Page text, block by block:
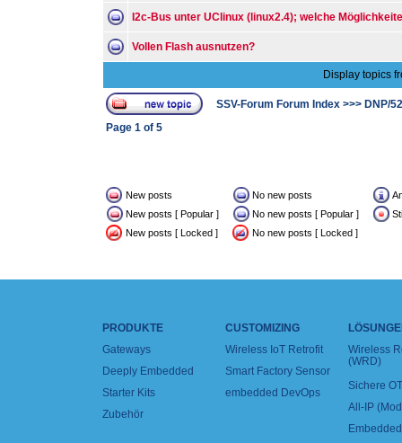
I2c-Bus unter UClinux (linux2.4); welche
Vollen Flash ausnutzen?
Display topics
SSV-Forum Forum Index >>> DNP/
Page 1 of 5
New posts No new posts
New posts [ Popular ]
No new posts [ Popular ]
New posts [ Locked ]
No new posts [ Locked ]
PRODUKTE
Gateways
Deeply Embedded
Starter Kits
Zubehör
CUSTOMIZING
Wireless IoT Retrofit
Smart Factory Sensor
embedded DevOps
Wireless
(WRD)
Sichere
All-IP